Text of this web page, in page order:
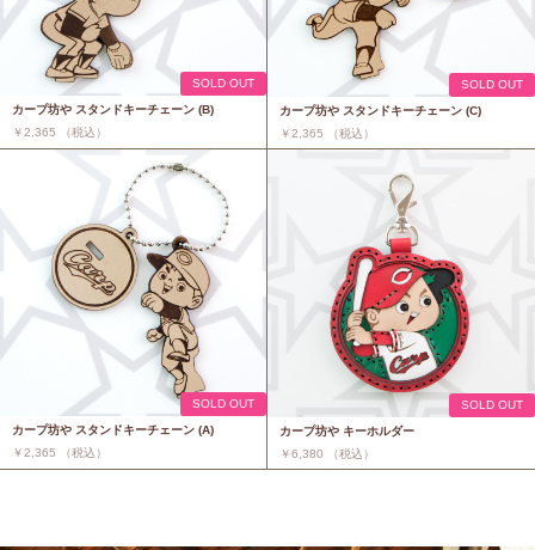
SOLD OUT
カープ坊や スタンドキーチェーン (B)
￥2,365 （税込）
SOLD OUT
カープ坊や スタンドキーチェーン (C)
￥2,365 （税込）
SOLD OUT
カープ坊や スタンドキーチェーン (A)
￥2,365 （税込）
SOLD OUT
カープ坊や キーホルダー
￥6,380 （税込）